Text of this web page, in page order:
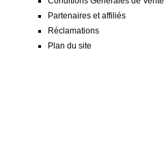
Partenaires et affiliés
Réclamations
Plan du site